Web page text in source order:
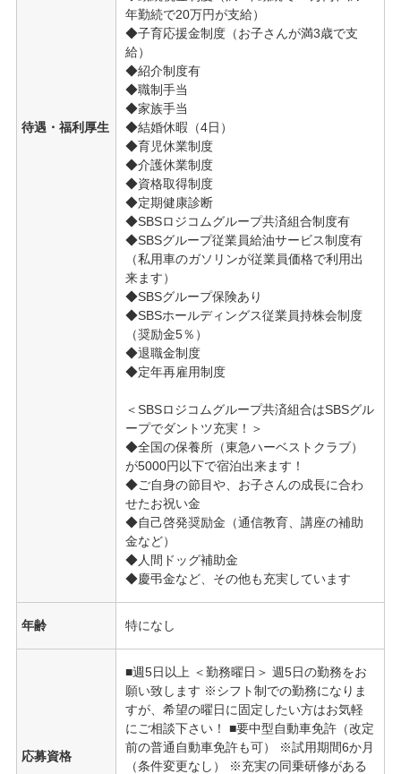
待遇・福利厚生
年勤続で20万円が支給）
◆子育応援金制度（お子さんが満3歳で支
給）
◆紹介制度有
◆職制手当
◆家族手当
◆結婚休暇（4日）
◆育児休業制度
◆介護休業制度
◆資格取得制度
◆定期健康診断
◆SBSロジコムグループ共済組合制度有
◆SBSグループ従業員給油サービス制度有
（私用車のガソリンが従業員価格で利用出
来ます）
◆SBSグループ保険あり
◆SBSホールディングス従業員持株会制度
（奨励金5％）
◆退職金制度
◆定年再雇用制度
＜SBSロジコムグループ共済組合はSBSグル
ープでダントツ充実！＞
◆全国の保養所（東急ハーベストクラブ）
が5000円以下で宿泊出来ます！
◆ご自身の節目や、お子さんの成長に合わ
せたお祝い金
◆自己啓発奨励金（通信教育、講座の補助
金など）
◆人間ドッグ補助金
◆慶弔金など、その他も充実しています
年齢 特になし
応募資格
■週5日以上 ＜勤務曜日＞ 週5日の勤務をお
願い致します ※シフト制での勤務になりま
すが、希望の曜日に固定したい方はお気軽
にご相談下さい！ ■要中型自動車免許（改定
前の普通自動車免許も可） ※試用期間6か月
（条件変更なし） ※充実の同乗研修がある